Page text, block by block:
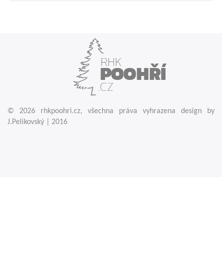
© 2026 rhkpoohri.cz, všechna práva vyhrazena design by
J.Pelikovský | 2016